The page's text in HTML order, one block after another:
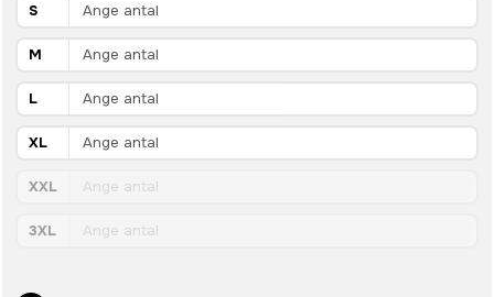
S
M
L
XL
XXL
3XL